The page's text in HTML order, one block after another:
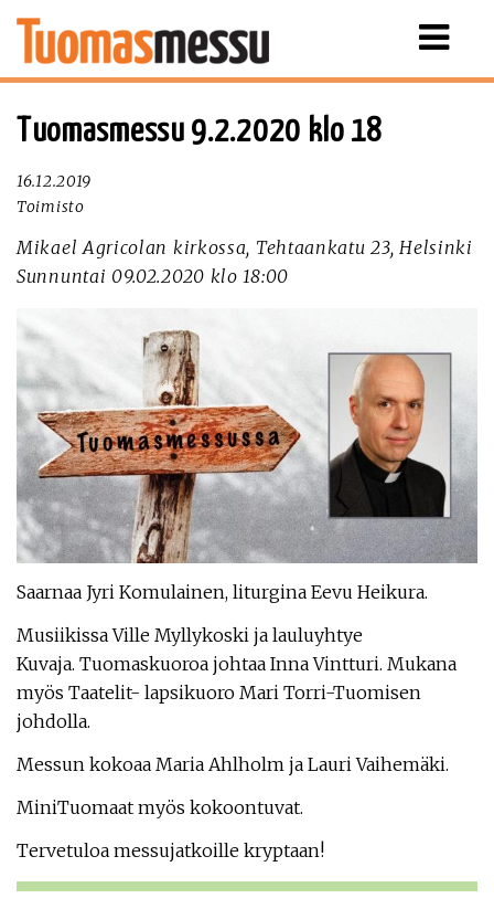
Näytä
Tuomasmessu 9.2.2020 klo 18
16.12.2019
Toimisto
Mikael Agricolan kirkossa, Tehtaankatu 23, Helsinki
Sunnuntai 09.02.2020 klo 18:00
Saarnaa Jyri Komulainen, liturgina Eevu Heikura.
Musiikissa Ville Myllykoski ja lauluyhtye
Kuvaja. Tuomaskuoroa johtaa Inna Vintturi. Mukana
myös Taatelit- lapsikuoro Mari Torri-Tuomisen
johdolla.
Messun kokoaa Maria Ahlholm ja Lauri Vaihemäki.
MiniTuomaat myös kokoontuvat.
Tervetuloa messujatkoille kryptaan!